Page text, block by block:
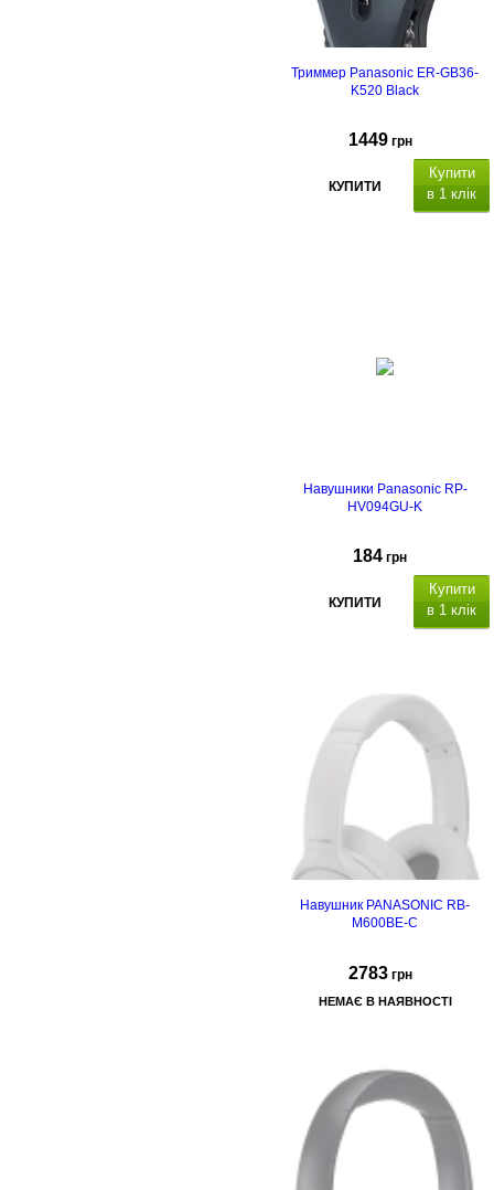
розміри:
Триммер Panasonic ER-GB36-
K520 Black
1449 грн
КУПИТИ
Купити
в 1 клік
Габарити (ВхШхГ):
Навушники Panasonic RP-
HV094GU-K
184 грн
КУПИТИ
Купити
в 1 клік
Навушник PANASONIC RB-
M600BE-C
2783 грн
НЕМАЄ В НАЯВНОСТІ